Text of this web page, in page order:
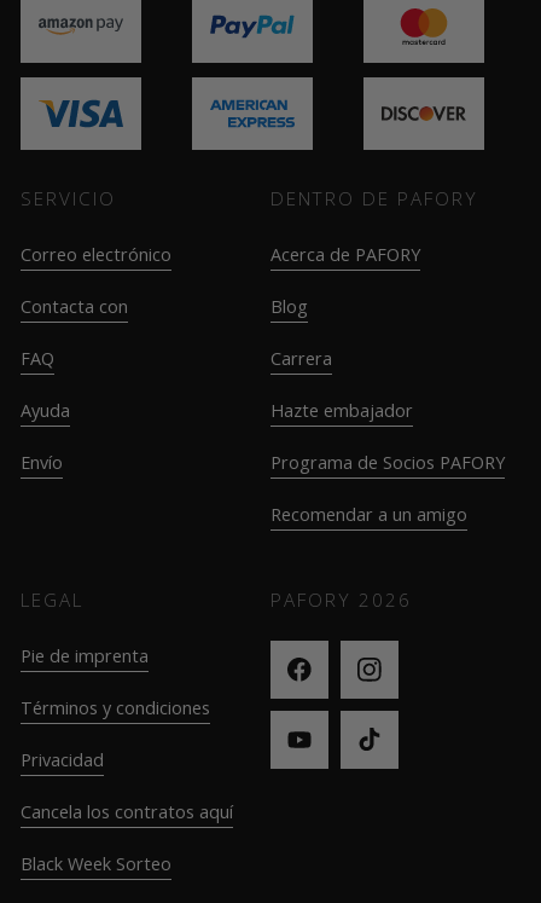
SERVICIO
Correo electrónico
Contacta con
FAQ
Ayuda
Envío
DENTRO DE PAFORY
Acerca de PAFORY
Blog
Carrera
Hazte embajador
Programa de Socios PAFORY
Recomendar a un amigo
LEGAL
Pie de imprenta
Términos y condiciones
Privacidad
Cancela los contratos aquí
Black Week Sorteo
PAFORY 2026